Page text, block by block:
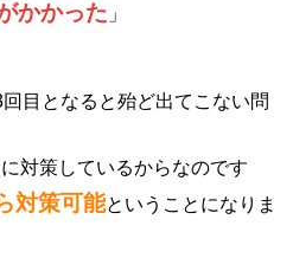
かかった 」
目となると殆ど出てこない問
対策しているからなのです
対策可能ということになりま